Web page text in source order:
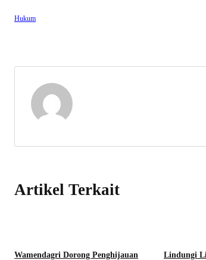
Hukum
Artikel Terkait
Wamendagri Dorong Penghijauan
Lindungi